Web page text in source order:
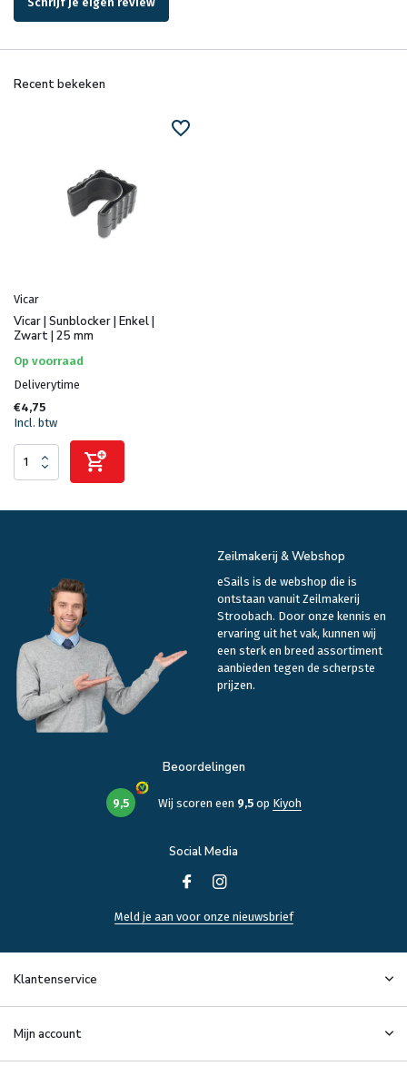
Recent bekeken
Vicar
Vicar | Sunblocker | Enkel |
Zwart | 25 mm
Op voorraad
Deliverytime
€4,75
Incl. btw
Zeilmakerij & Webshop
eSails is de webshop die is
ontstaan vanuit Zeilmakerij
Stroobach. Door onze kennis en
ervaring uit het vak, kunnen wij
een sterk en breed assortiment
aanbieden tegen de scherpste
prijzen.
Beoordelingen
9,5 Wij scoren een 9,5op Kiyoh
Social Media
Meld je aan voor onze nieuwsbrief
Klantenservice
Mijn account